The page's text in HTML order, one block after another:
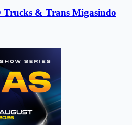
Trucks & Trans Migasindo